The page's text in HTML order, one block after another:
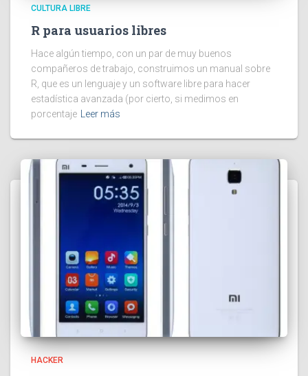
CULTURA LIBRE
R para usuarios libres
Hace algún tiempo, con un par de muy buenos
compañeros de trabajo, construimos un manual sobre
R, que es un lenguaje y un software libre para hacer
estadística avanzada (por cierto, si medimos en
porcentaje Leer más
HACKER